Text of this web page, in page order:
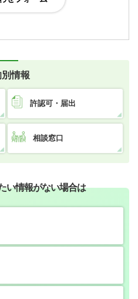
別情報
許認可・届出
相談窓口
い情報がない場合は